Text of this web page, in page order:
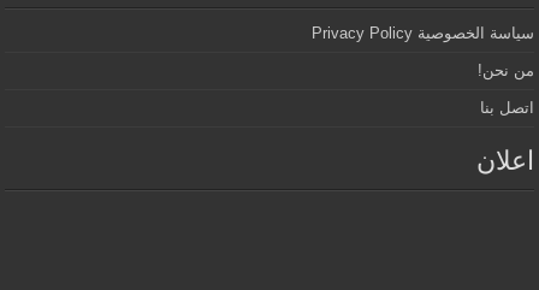
سياسة الخصوصية Privacy Policy
من نحن!
اتصل بنا
اعلان